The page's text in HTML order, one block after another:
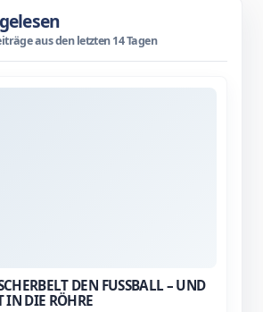
aus den letzten 14 Tagen
DEN FUSSBALL – UND D
DIE RÖHRE